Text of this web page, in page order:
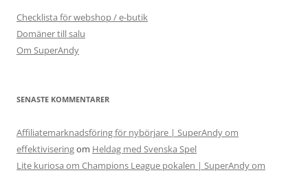
Checklista för webshop / e-butik
Domäner till salu
Om SuperAndy
SENASTE KOMMENTARER
Affiliatemarknadsföring för nybörjare | SuperAndy om
effektiviseringom Heldag med Svenska Spel
Lite kuriosa om Champions League pokalen | SuperAndy om